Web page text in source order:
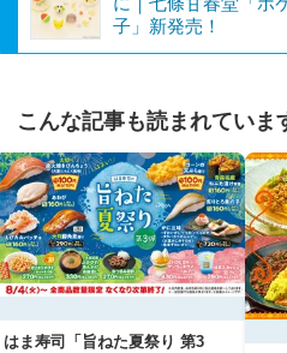
子」新発売！
こんな記事も読まれていま
はま寿司「旨ねた夏祭り 第3